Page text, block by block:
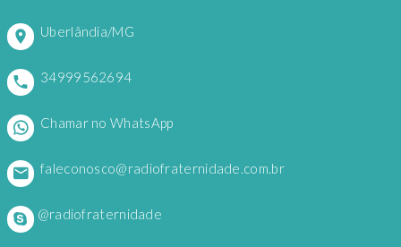
Uberlândia/MG
34999562694
Chamar no WhatsApp
faleconosco@radiofraternidade.com.br
@radiofraternidade